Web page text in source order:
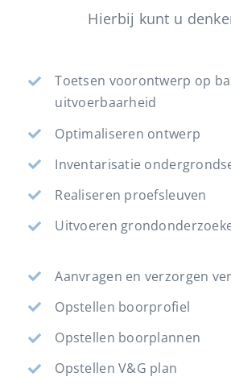
Hierbij kunt u
Toetsen voorontwerp op
uitvoerbaarheid
Optimaliseren ontwerp
Inventarisatie
Realiseren proefsleuven
Uitvoeren
Aanvragen en verzorgen
Opstellen boorprofiel
Opstellen boorplannen
Opstellen V&G plan